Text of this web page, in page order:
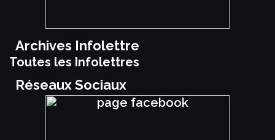
Archives Infolettre
Toutes les Infolettres
Réseaux Sociaux